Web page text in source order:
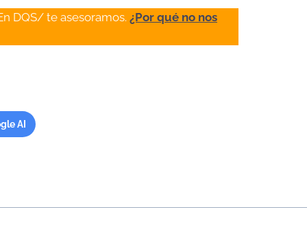
DQS/ te asesoramos. ¿Por qué no nos
AI